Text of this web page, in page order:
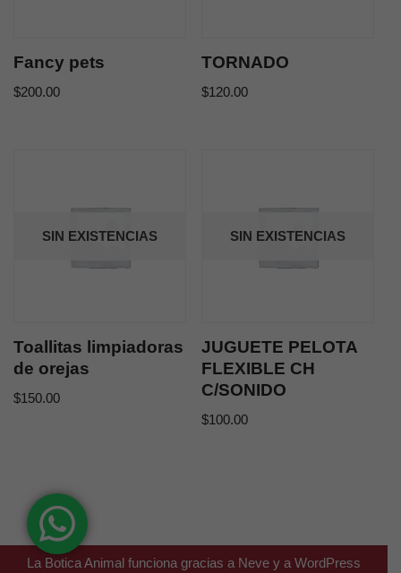
Fancy pets
$200.00
TORNADO
$120.00
SIN EXISTENCIAS
Toallitas limpiadoras
de orejas
$150.00
SIN EXISTENCIAS
JUGUETE PELOTA
FLEXIBLE CH
C/SONIDO
$100.00
La Botica Animal funciona gracias a Neve y a WordPress